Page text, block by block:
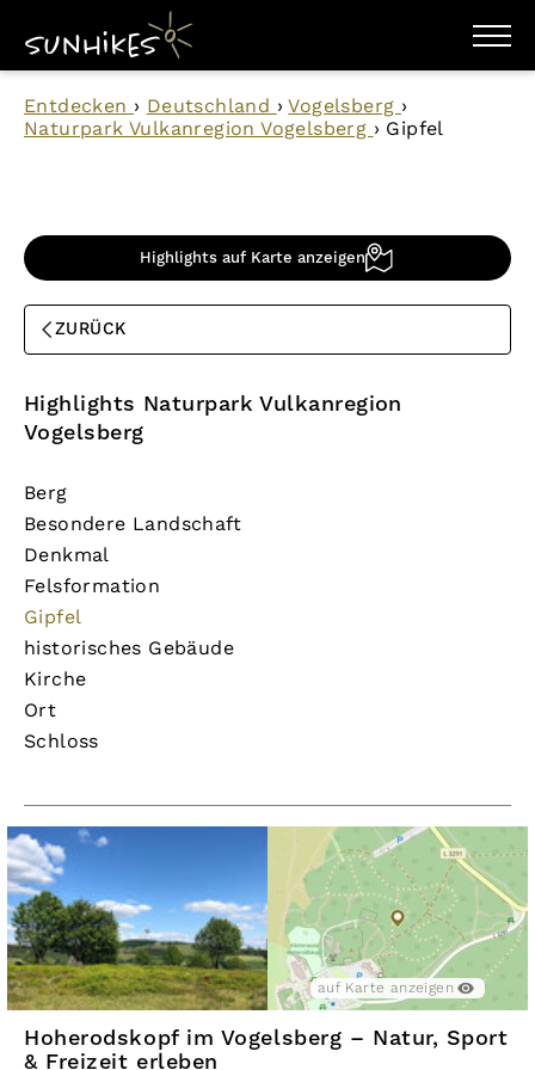
WANDERZIELE
WANDERUNGEN
ENTDECKEN
Entdecken › Deutschland › Vogelsberg ›
Naturpark Vulkanregion Vogelsberg › Gipfel
Highlights auf Karte anzeigen
ZURÜCK
Highlights Naturpark Vulkanregion
Vogelsberg
Berg
Besondere Landschaft
Denkmal
Felsformation
Gipfel
historisches Gebäude
Kirche
Ort
Schloss
auf Karte anzeigen
Hoherodskopf im Vogelsberg – Natur, Sport
& Freizeit erleben